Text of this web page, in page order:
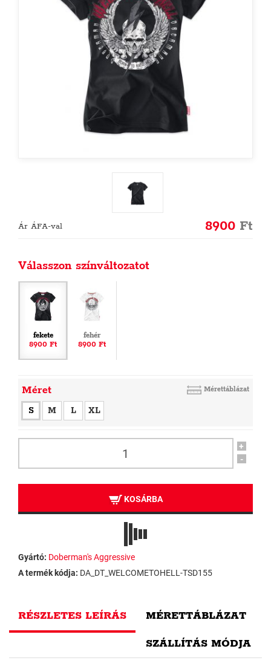
Ár ÁFA-val 8900 Ft
Válasszon színváltozatot
fekete
8900 Ft
fehér
8900 Ft
Méret Mérettáblázat
S M L XL
+
-
KOSÁRBA
Gyártó: Doberman's Aggressive
A termék kódja: DA_DT_WELCOMETOHELL-TSD155
RÉSZLETES LEÍRÁS MÉRETTÁBLÁZAT
SZÁLLÍTÁS MÓDJA